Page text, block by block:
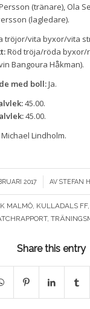
(tränare), Ola
(lagledare).
tröjor/vita byxor/vita
Röd tröja/röda byxor/
Bangoura Håkman).
med boll:Ja.
45.00.
45.00.
Lindholm.
2017
/ AVSTEFAN
MALMÖ, KULLADALS FF,
,
Share this entry